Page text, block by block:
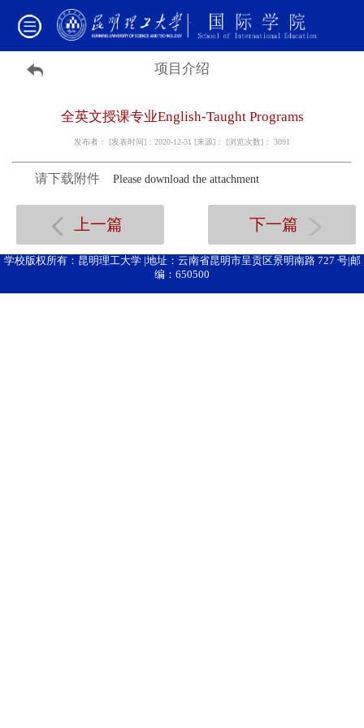
项目介绍
全英文授课专业English-Taught Programs
发布者： [发表时间]：2020-12-31 [来源]： [浏览次数]： 3091
请下载附件 Please download the attachment
上一篇 下一篇
学校版权所有：昆明理工大学 |地址：云南省昆明市呈贡区景明南路 727 号|邮
编：650500